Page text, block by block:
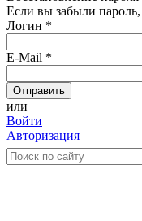
Если вы забыли
Логин *
E-Mail *
или
Войти
Авторизация